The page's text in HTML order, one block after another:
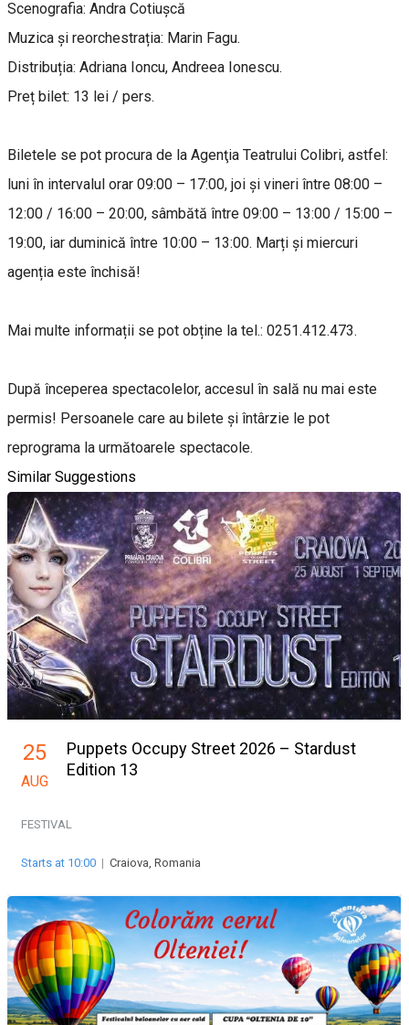
Scenografia: Andra Cotiușcă
Muzica și reorchestrația: Marin Fagu.
Distribuția: Adriana Ioncu, Andreea Ionescu.
Preț bilet: 13 lei / pers.
Biletele se pot procura de la Agenţia Teatrului Colibri, astfel:
luni în intervalul orar 09:00 – 17:00, joi și vineri între 08:00 –
12:00 / 16:00 – 20:00, sâmbătă între 09:00 – 13:00 / 15:00 –
19:00, iar duminică între 10:00 – 13:00. Marți și miercuri
agenția este închisă!
Mai multe informații se pot obține la tel.: 0251.412.473.
După începerea spectacolelor, accesul în sală nu mai este
permis! Persoanele care au bilete și întârzie le pot
reprograma la următoarele spectacole.
Similar Suggestions
25
AUG
Puppets Occupy Street 2026 – Stardust
Edition 13
FESTIVAL
Starts at 10:00 | Craiova, Romania